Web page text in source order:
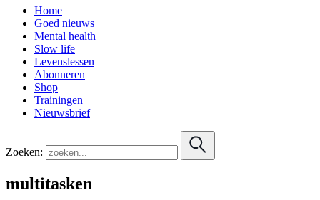
Home
Goed nieuws
Mental health
Slow life
Levenslessen
Abonneren
Shop
Trainingen
Nieuwsbrief
Zoeken:
multitasken